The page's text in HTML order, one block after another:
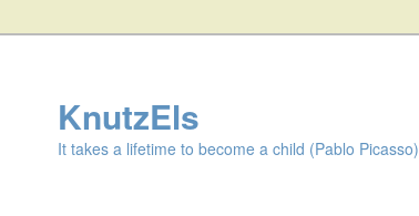
KnutzEls
It takes a lifetime to become a child (Pablo Picasso)